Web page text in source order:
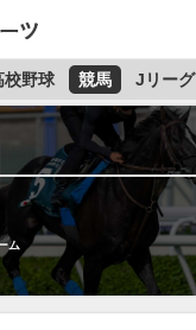
校野球 競馬 Jリーグ
ム